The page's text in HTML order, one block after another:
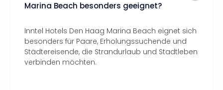
Marina Beach besonders geeignet?
Inntel Hotels Den Haag Marina Beach eignet sich
besonders für Paare, Erholungssuchende und
Städtereisende, die Strandurlaub und Stadtleben
verbinden möchten.